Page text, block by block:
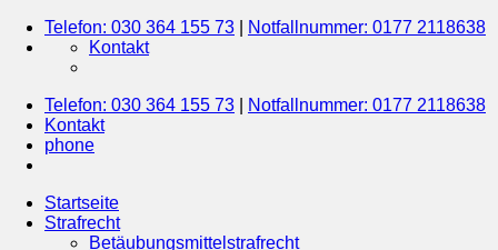
Telefon: 030 364 155 73
Notfallnummer: 0177 2118638
Kontakt
Telefon: 030 364 155 73
Notfallnummer: 0177 2118638
Kontakt
phone
Startseite
Strafrecht
Betäubungsmittelstrafrecht